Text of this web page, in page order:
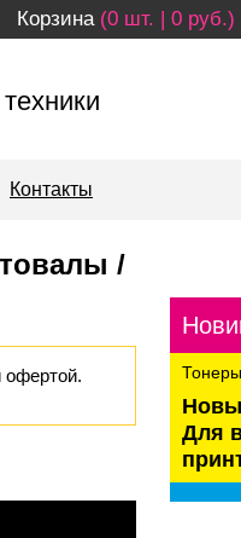
Корзина (0 шт. | 0 руб.)
Контакты
/
офертой.
Для